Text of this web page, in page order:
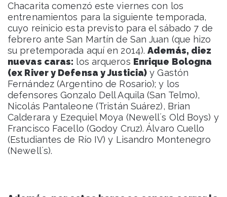
Chacarita comenzó este viernes con los
entrenamientos para la siguiente temporada,
cuyo reinicio esta previsto para el sábado 7 de
febrero ante San Martín de San Juan (que hizo
su pretemporada aquí en 2014).Además, diez
nuevas caras: los arqueros Enrique Bologna
(ex River y Defensa y Justicia) y Gastón
Fernández (Argentino de Rosario); y los
defensores Gonzalo Dell Aquila (San Telmo),
Nicolás Pantaleone (Tristán Suárez), Brian
Calderara y Ezequiel Moya (Newell´s Old Boys) y
Francisco Facello (Godoy Cruz). Álvaro Cuello
(Estudiantes de Río IV) y Lisandro Montenegro
(Newell´s).